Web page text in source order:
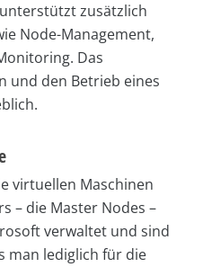
zusätzlich
Node-Management,
Das
und den Betrieb eines
virtuellen Maschinen
– die Master Nodes –
verwaltet und sind
man lediglich für die